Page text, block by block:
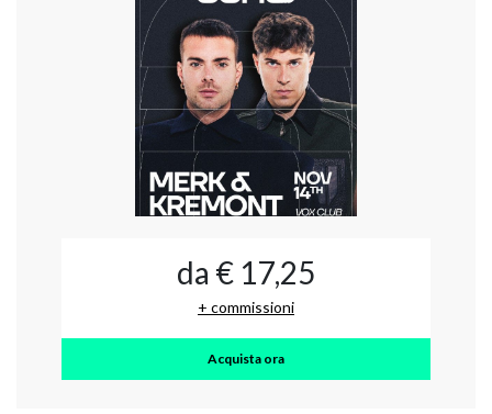
da € 17,25
+ commissioni
Acquista ora